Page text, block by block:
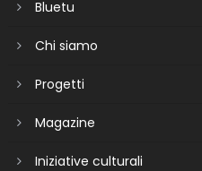
Bluetu
Chi siamo
Progetti
Magazine
Iniziative culturali